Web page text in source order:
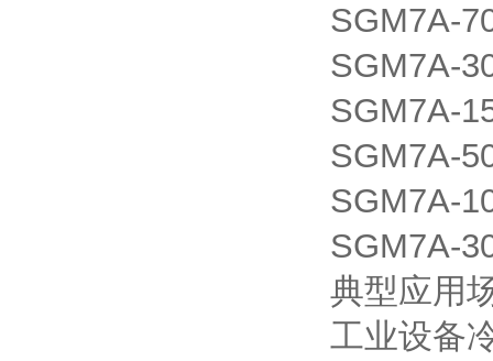
SGM7A-
SGM7A-
SGM7A-
SGM7A-
SGM7A-
SGM7A-
典型应用
工业设备